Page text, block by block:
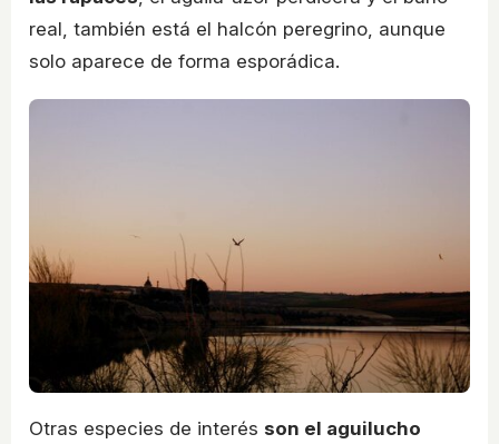
real, también está el halcón peregrino, aunque
solo aparece de forma esporádica.
Otras especies de interés son el aguilucho